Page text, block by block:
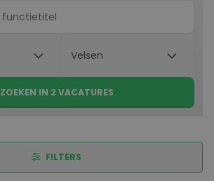
ZOEKEN IN 2 VACATURES
FILTERS